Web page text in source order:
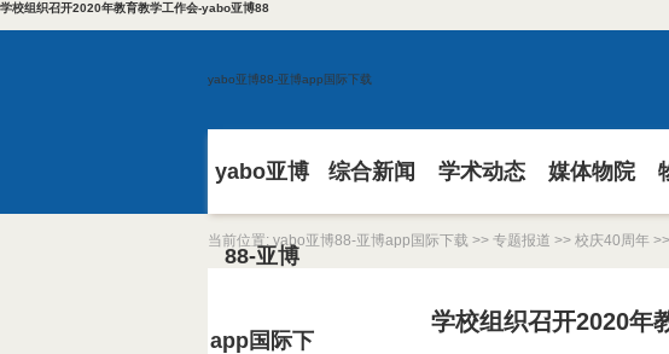
学校组织召开2020年教育教学工作会-yabo亚博88
yabo亚博88-亚博app国际下载
yabo亚博
88-亚博
app国际下
综合新闻 学术动态 媒体物院
当前位置: yabo亚博88-亚博app国际下载 >> 专题报道 >> 校庆40周年 >>
学校组织召开2020年